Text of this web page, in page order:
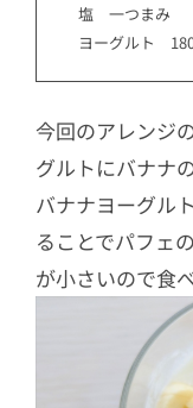
塩 一つまみ
ヨーグルト
今回のアレンジ
グルトにバナナ
バナナヨーグル
ることでパフェ
が小さいので食